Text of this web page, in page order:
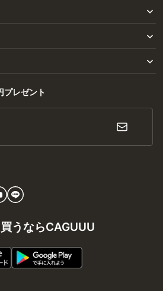
プレゼント
うならCAGUUU